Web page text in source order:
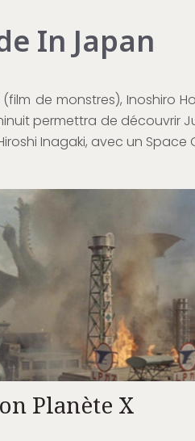
In Japan
de monstres), Inoshiro
permettra de découvrir
Inagaki, avec un
Planète X